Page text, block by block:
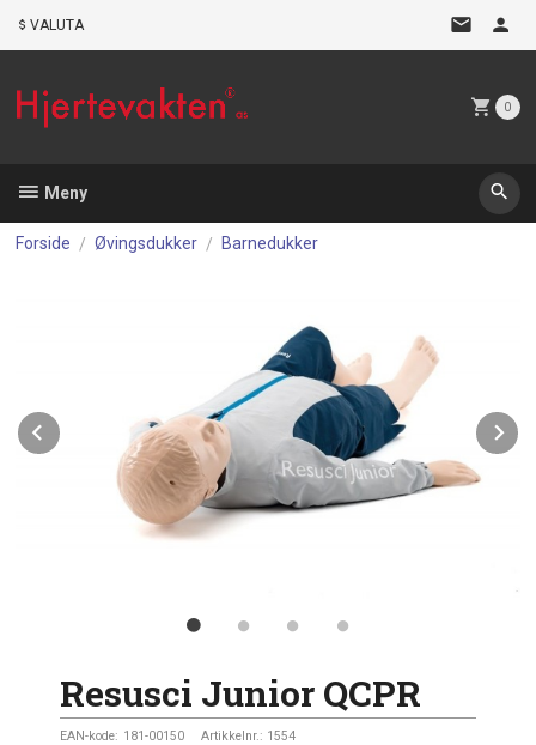
VALUTA
0
Meny
Forside Øvingsdukker Barnedukker
Prev
Resusci Junior QCPR
EAN-kode: 181-00150 Artikkelnr.: 1554